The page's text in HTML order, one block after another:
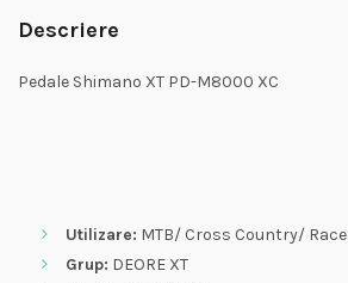
Descriere
Pedale Shimano XT PD-M8000 XC
Utilizare: MTB/ Cross Country/ Race
Grup: DEORE XT